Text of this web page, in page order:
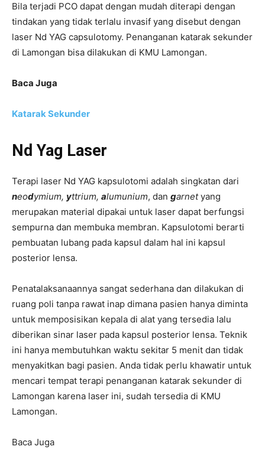
Bila terjadi PCO dapat dengan mudah diterapi dengan
tindakan yang tidak terlalu invasif yang disebut dengan
laser Nd YAG capsulotomy. Penanganan katarak sekunder
di Lamongan bisa dilakukan di KMU Lamongan.
Baca Juga
Katarak Sekunder
Nd Yag Laser
Terapi laser Nd YAG kapsulotomi adalah singkatan dari
neodymium, yttrium, alumunium, dan garnetyang
merupakan material dipakai untuk laser dapat berfungsi
sempurna dan membuka membran. Kapsulotomi berarti
pembuatan lubang pada kapsul dalam hal ini kapsul
posterior lensa.
Penatalaksanaannya sangat sederhana dan dilakukan di
ruang poli tanpa rawat inap dimana pasien hanya diminta
untuk memposisikan kepala di alat yang tersedia lalu
diberikan sinar laser pada kapsul posterior lensa. Teknik
ini hanya membutuhkan waktu sekitar 5 menit dan tidak
menyakitkan bagi pasien. Anda tidak perlu khawatir untuk
mencari tempat terapi penanganan katarak sekunder di
Lamongan karena laser ini, sudah tersedia di KMU
Lamongan.
Baca Juga